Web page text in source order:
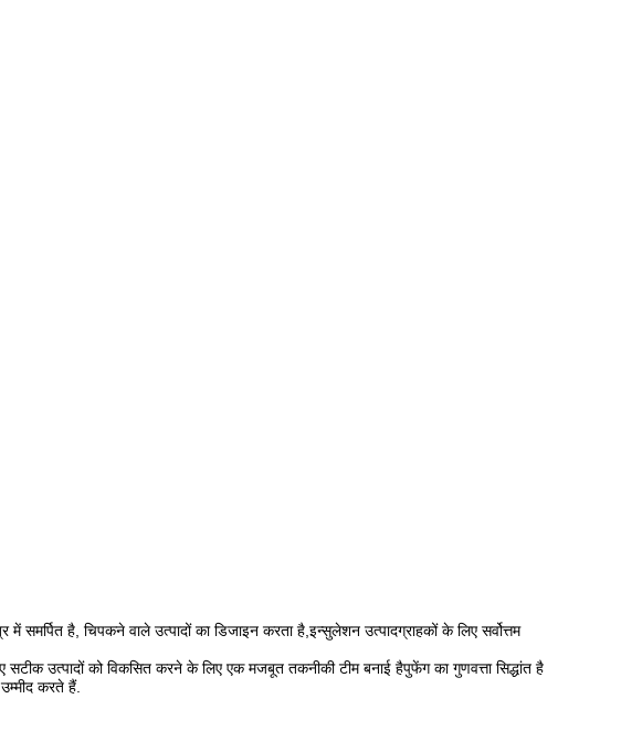
है, चिपकने वाले उत्पादों का डिजाइन करता है,इन्सुलेशन उत्पादग्राहकों के लिए सर्वोत्तम
उत्पादों को विकसित करने के लिए एक मजबूत तकनीकी टीम बनाई हैपुफेंग का गुणवत्ता सिद्धांत है
करते हैं.